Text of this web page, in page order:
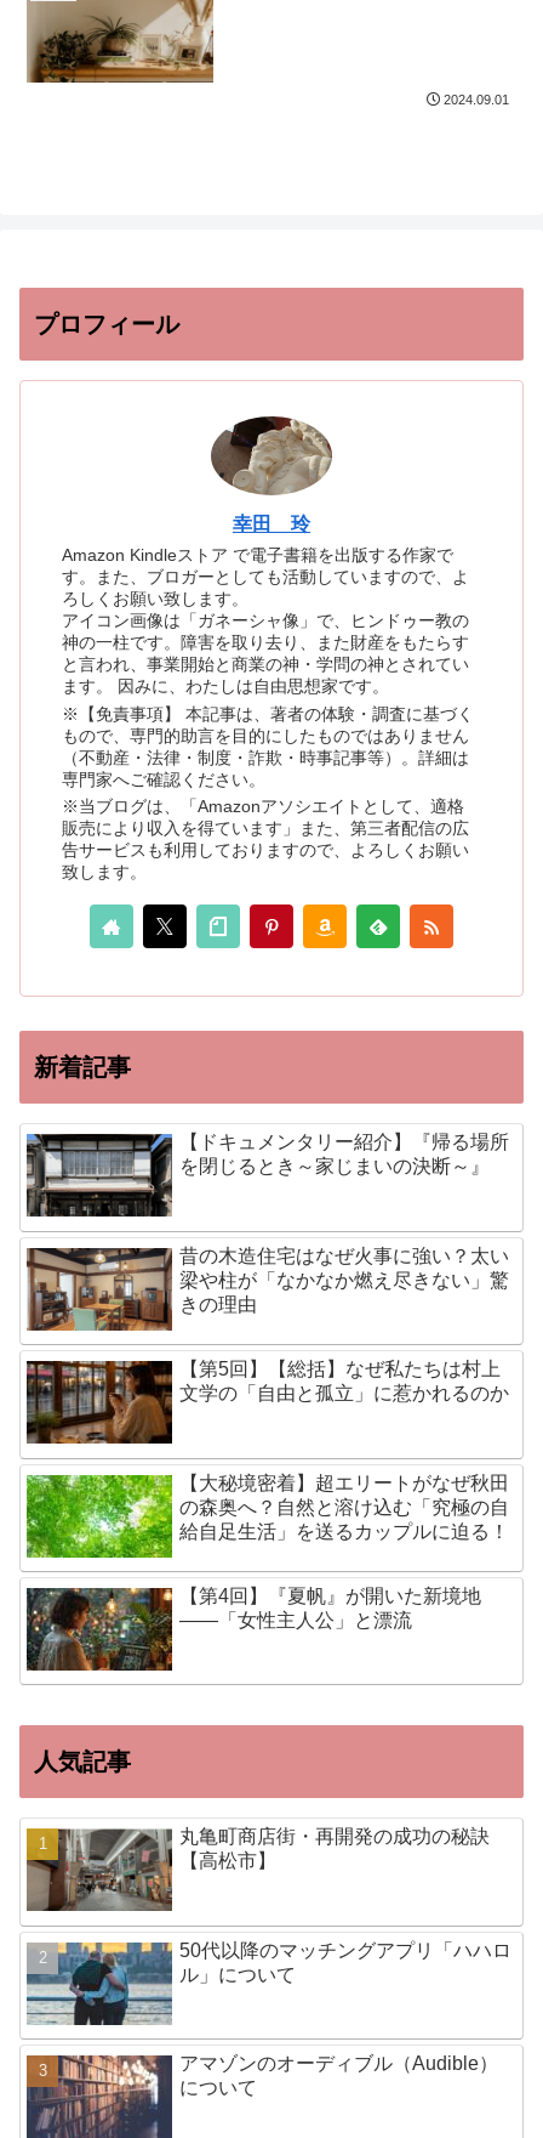
2024.09.01
プロフィール
幸田 玲
Amazon Kindleストア で電子書籍を出版する作家で
す。また、ブロガーとしても活動していますので、よ
ろしくお願い致します。
アイコン画像は「ガネーシャ像」で、ヒンドゥー教の
神の一柱です。障害を取り去り、また財産をもたらす
と言われ、事業開始と商業の神・学問の神とされてい
ます。 因みに、わたしは自由思想家です。
※【免責事項】 本記事は、著者の体験・調査に基づく
もので、専門的助言を目的にしたものではありません
（不動産・法律・制度・詐欺・時事記事等）。詳細は
専門家へご確認ください。
※当ブログは、「Amazonアソシエイトとして、適格
販売により収入を得ています」また、第三者配信の広
告サービスも利用しておりますので、よろしくお願い
致します。
新着記事
【ドキュメンタリー紹介】『帰る場所
を閉じるとき～家じまいの決断～』
昔の木造住宅はなぜ火事に強い？太い
梁や柱が「なかなか燃え尽きない」驚
きの理由
【第5回】【総括】なぜ私たちは村上
文学の「自由と孤立」に惹かれるのか
【大秘境密着】超エリートがなぜ秋田
の森奥へ？自然と溶け込む「究極の自
給自足生活」を送るカップルに迫る！
【第4回】『夏帆』が開いた新境地
——「女性主人公」と漂流
人気記事
丸亀町商店街・再開発の成功の秘訣
【高松市】
50代以降のマッチングアプリ「ハハロ
ル」について
アマゾンのオーディブル（Audible）
について